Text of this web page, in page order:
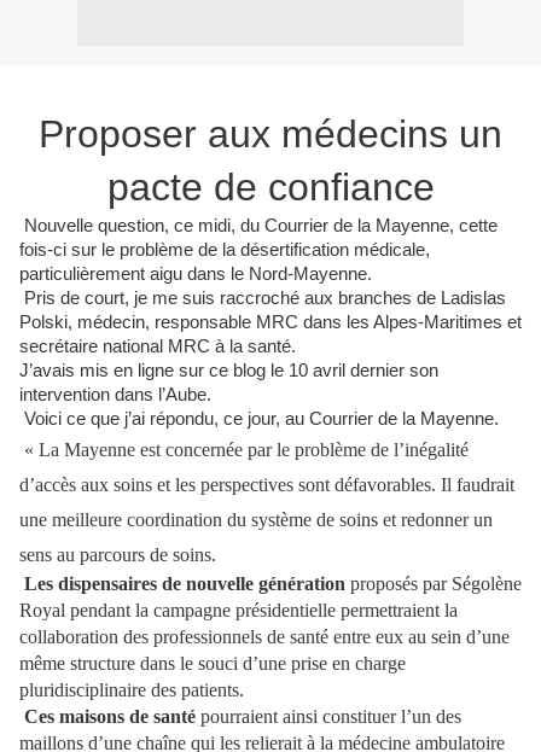
Proposer aux médecins un
pacte de confiance
Nouvelle question, ce midi, du Courrier de la Mayenne, cette
fois-ci sur le problème de la désertification médicale,
particulièrement aigu dans le Nord-Mayenne.
Pris de court, je me suis raccroché aux branches de Ladislas
Polski, médecin, responsable MRC dans les Alpes-Maritimes et
secrétaire national MRC à la santé.
J’avais mis en ligne sur ce blog le 10 avril dernier son
intervention dans l’Aube.
Voici ce que j’ai répondu, ce jour, au Courrier de la Mayenne.
« La Mayenne est concernée par le problème de l’inégalité
d’accès aux soins et les perspectives sont défavorables. Il faudrait
une meilleure coordination du système de soins et redonner un
sens au parcours de soins.
Les dispensaires de nouvelle génération proposés par Ségolène
Royal pendant la campagne présidentielle permettraient la
collaboration des professionnels de santé entre eux au sein d’une
même structure dans le souci d’une prise en charge
pluridisciplinaire des patients.
Ces maisons de santé pourraient ainsi constituer l’un des
maillons d’une chaîne qui les relierait à la médecine ambulatoire